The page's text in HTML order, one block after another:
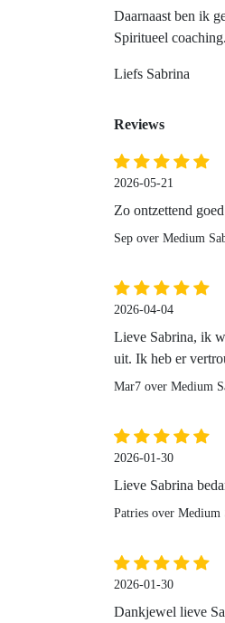
Daarnaast ben ik
Spiritueel
Liefs Sabrina
Reviews
2026-05-21
Zo ontzettend
Sep over Medium
2026-04-04
Lieve Sabrina, ik
uit. Ik heb er
Mar7 over Medium
2026-01-30
Lieve Sabrina
Patries over Medium
2026-01-30
Dankjewel lieve